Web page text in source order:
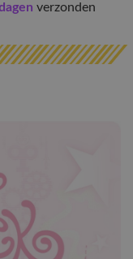
verzonden